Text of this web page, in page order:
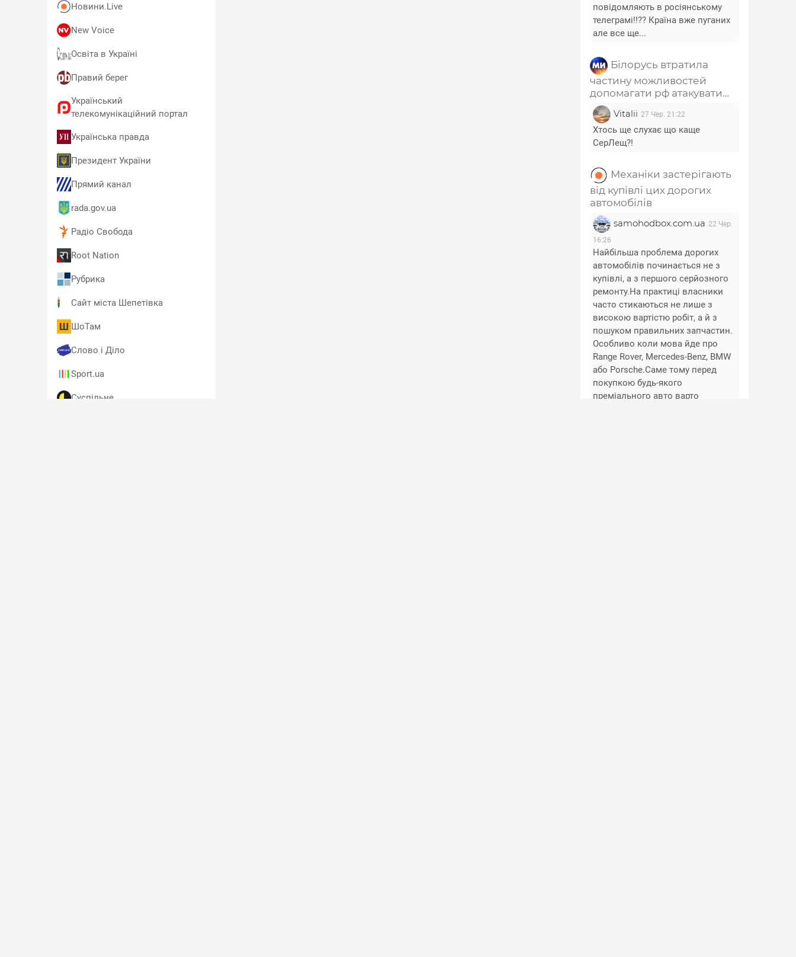
Новини.Live
New Voice
Освіта в Україні
Правий берег
Український
телекомунікаційний портал
Українська правда
Президент України
Прямий канал
rada.gov.ua
Радіо Свобода
Root Nation
Рубрика
Сайт міста Шепетівка
ШоТам
Слово і Діло
Sport.ua
Суспільне
повідомляють в росіянському
телеграмі!!?? Країна вже пуганих
але все ще...
Білорусь втратила
частину можливостей
допомагати рф атакувати
Україну - Лещенко
Vitalii 27 Чер. 21:22
Хтось ще слухає що каще
СерЛещ?!
Механіки застерігають
від купівлі цих дорогих
автомобілів
samohodbox.com.ua 22 Чер.
16:26
Найбільша проблема дорогих
автомобілів починається не з
купівлі, а з першого серйозного
ремонту.На практиці власники
часто стикаються не лише з
високою вартістю робіт, а й з
пошуком правильних запчастин.
Особливо коли мова йде про
Range Rover, Mercedes-Benz, BMW
або Porsche.Саме тому перед
покупкою будь-якого
преміального авто варто